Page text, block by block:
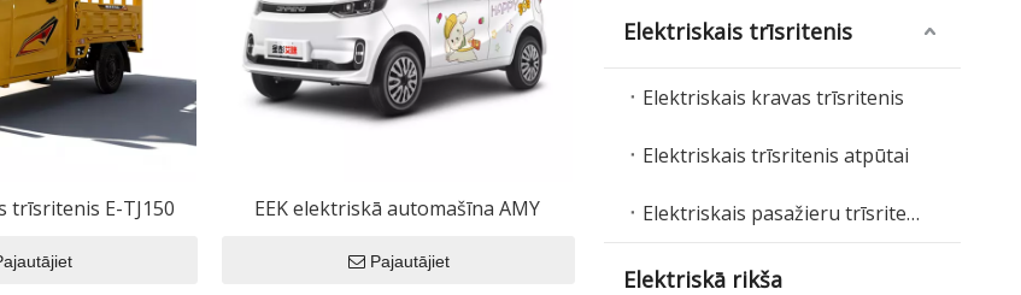
automašīna
motocikls
trīsritenis
trīsritenis E-TJ150 EEK elektriskā automašīna AMY
Pajautājiet
Elektriskais trīsritenis
Elektriskais kravas trīsritenis
Elektriskais trīsritenis atpūtai
Elektriskais pasažieru trīsritenis
Elektriskā rikša